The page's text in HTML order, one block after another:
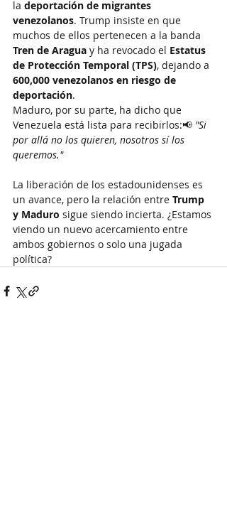
la deportación de migrantes
venezolanos. Trump insiste en que
muchos de ellos pertenecen a la banda
Tren de Aragua y ha revocado el Estatus
de Protección Temporal (TPS), dejando a
600,000 venezolanos en riesgo de
deportación.
Maduro, por su parte, ha dicho que
Venezuela está lista para recibirlos:📢 "Si
por allá no los quieren, nosotros sí los
queremos."
La liberación de los estadounidenses es
un avance, pero la relación entre Trump
y Maduro sigue siendo incierta. ¿Estamos
viendo un nuevo acercamiento entre
ambos gobiernos o solo una jugada
política?